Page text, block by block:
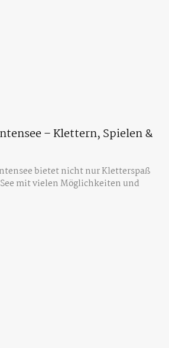
– Klettern, Spielen &
bietet nicht nur Kletterspaß
mit vielen Möglichkeiten und